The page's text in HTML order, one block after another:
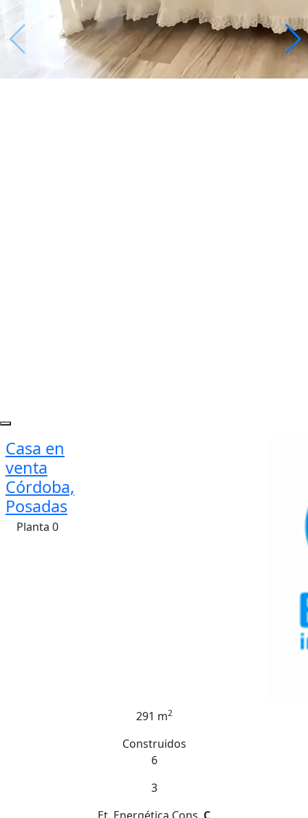
Casa en
venta
Córdoba,
Posadas
Planta 0
291 m2
Construidos
6
3